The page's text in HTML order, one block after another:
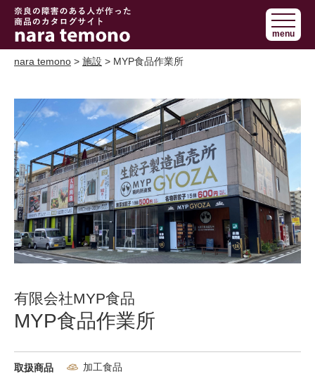
奈良で障害の
ある人の手作
り商品 nara
menu
nara temono > 施設 > MYP食品作業所
有限会社MYP食品
MYP食品作業所
取扱商品 加工食品